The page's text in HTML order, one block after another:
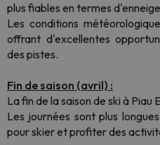
plus fiables en termes
Les conditions
offrant d'excellentes
des pistes.
Fin de saison (avril) :
La fin de la saison de ski à Piau
Les journées sont plus
pour skier et profiter des